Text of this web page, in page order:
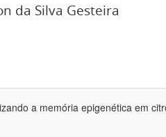
da Silva Gesteira
a memória epigenética em